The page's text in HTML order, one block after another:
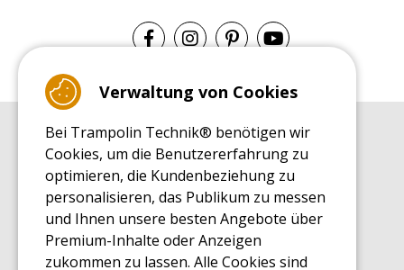
EINKAUFSRATGEBER
Einkaufsratgeber
MONTAGE RATGEBER
Montagehinweise für ein Freizeit Trampolin
PFLEGERATGEBER
Pflegeratgeber für Ihr Freizeit Trampolin
Verwaltung von Cookies
Bei Trampolin Technik® benötigen wir
Cookies, um die Benutzererfahrung zu
optimieren, die Kundenbeziehung zu
personalisieren, das Publikum zu messen
und Ihnen unsere besten Angebote über
Premium-Inhalte oder Anzeigen
zukommen zu lassen. Alle Cookies sind